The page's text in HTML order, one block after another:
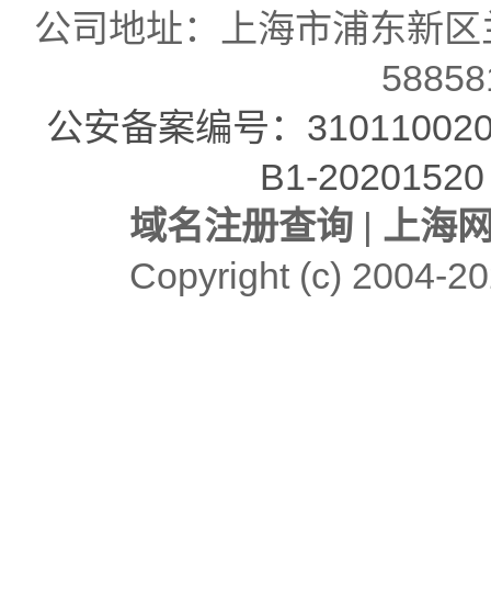
公司地址：上海市浦东新
公安备案编号：
B1-20201520
域名注册查询| 上海
Copyright (c) 2004-